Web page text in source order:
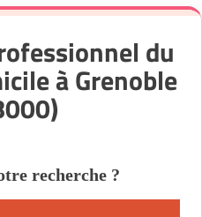
du
à Grenoble
recherche ?